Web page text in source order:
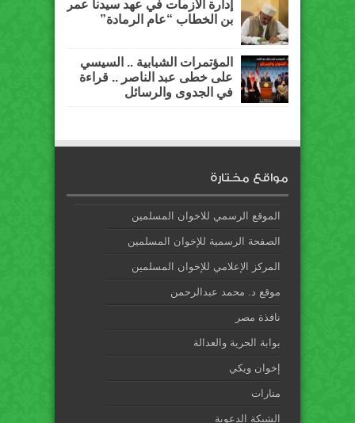
إدارة الأزمات في عهد سيدنا عمر
بن الخطاب “عام الرمادة”
المؤتمرات الشبابية .. السيسي
على خطى عبد الناصر .. قراءة
في الجدوى والرسائل
مواقع مختارة
الموقع الرسمي للاخوان المسلمين
الصفحة الرسمية للإخوان المسلمين
المركز الإعلامي للإخوان المسلمين
موقع د. محمد عبدالرحمن
نافذة مصر
بوابة الحرية والعدالة
إخوان ويكي
منارات
الشبكة الدعوية